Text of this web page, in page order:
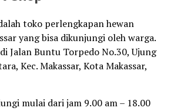
toko perlengkapan hewan
yang bisa dikunjungi oleh warga.
Jalan Buntu Torpedo No.30, Ujung
Kec. Makassar, Kota Makassar,
mulai dari jam 9.00 am – 18.00